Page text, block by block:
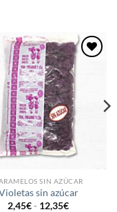
Añadir
SIN AZÚCAR
sin azúcar
2,45€- 12,35€Rango